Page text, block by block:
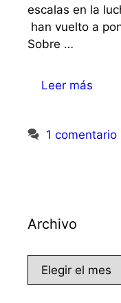
escalas en la
han vuelto a
Sobre …
Leer más
1 comentario
Archivo
Archivo